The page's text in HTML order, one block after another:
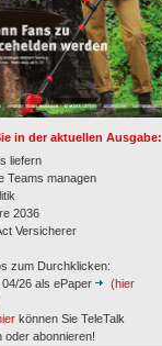
in der aktuellen Ausgabe:
liefern
Teams managen
2036
Versicherer
zum Durchklicken:
04/26 als ePaper
(hier
können Sie TeleTalk
oder abonnieren!
ACD-Systeme
Management